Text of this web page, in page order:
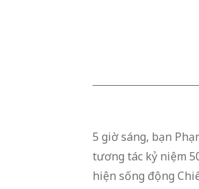
5 giờ sáng, bạn
tương tác kỷ niệm
hiện sống động